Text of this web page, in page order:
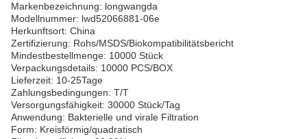
Markenbezeichnung: longwangda
Modellnummer: lwd52066881-06e
Herkunftsort: China
Zertifizierung: Rohs/MSDS/Biokompatibilitätsbericht
Mindestbestellmenge: 10000 Stück
Verpackungsdetails: 10000 PCS/BOX
Lieferzeit: 10-25Tage
Zahlungsbedingungen: T/T
Versorgungsfähigkeit: 30000 Stück/Tag
Anwendung: Bakterielle und virale Filtration
Form: Kreisförmig/quadratisch